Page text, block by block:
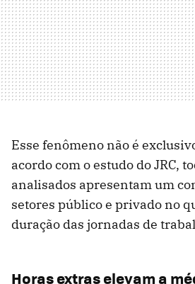
Esse fenômeno não é
acordo com o estudo do JRC,
analisados apresentam um
setores público e privado no
duração das jornadas de
Horas extras elevam a